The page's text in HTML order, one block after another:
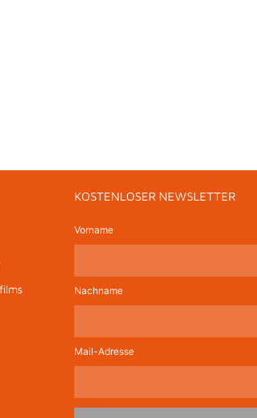
KOSTENLOSER NEWSLETTER
Vorname
Nachname
Mail-Adresse